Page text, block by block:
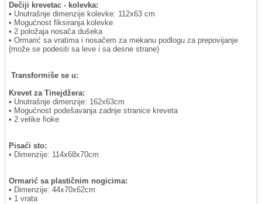
Dečiji krevetac - kolevka:
• Unutrašnje dimenzije kolevke: 112x63 cm
• Mogućnost fiksiranja kolevke
• 2 položaja nosača dušeka
• Ormarić sa vratima i nosačem za mekanu podlogu za prepovijanje
(može se podesiti sa leve i sa desne strane)
Transformiše se u:
Krevet za Tinejdžera:
• Unutrašnje dimenzije: 162x63cm
• Mogućnost podešavanja zadnje stranice kreveta
• 2 velike fioke
Pisaći sto:
• Dimenzije: 114x68x70cm
Ormarić sa plastičnim nogicima:
• Dimenzije: 44x70x62cm
• 1 vrata